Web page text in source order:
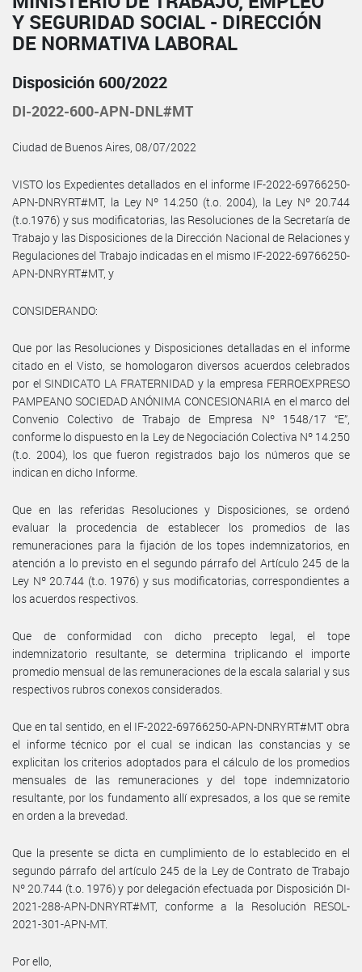
Y SEGURIDAD SOCIAL - DIRECCIÓN
DE NORMATIVA LABORAL
Disposición 600/2022
DI-2022-600-APN-DNL#MT
Ciudad de Buenos Aires, 08/07/2022
VISTO los Expedientes detallados en el informe IF-2022-69766250-
APN-DNRYRT#MT, la Ley Nº 14.250 (t.o. 2004), la Ley Nº 20.744
(t.o.1976) y sus modificatorias, las Resoluciones de la Secretaría de
Trabajo y las Disposiciones de la Dirección Nacional de Relaciones y
Regulaciones del Trabajo indicadas en el mismo IF-2022-69766250-
APN-DNRYRT#MT, y
CONSIDERANDO:
Que por las Resoluciones y Disposiciones detalladas en el informe
citado en el Visto, se homologaron diversos acuerdos celebrados
por el SINDICATO LA FRATERNIDAD y la empresa FERROEXPRESO
PAMPEANO SOCIEDAD ANÓNIMA CONCESIONARIA en el marco del
Convenio Colectivo de Trabajo de Empresa Nº 1548/17 “E”,
conforme lo dispuesto en la Ley de Negociación Colectiva Nº 14.250
(t.o. 2004), los que fueron registrados bajo los números que se
indican en dicho Informe.
Que en las referidas Resoluciones y Disposiciones, se ordenó
evaluar la procedencia de establecer los promedios de las
remuneraciones para la fijación de los topes indemnizatorios, en
atención a lo previsto en el segundo párrafo del Artículo 245 de la
Ley Nº 20.744 (t.o. 1976) y sus modificatorias, correspondientes a
los acuerdos respectivos.
Que de conformidad con dicho precepto legal, el tope
indemnizatorio resultante, se determina triplicando el importe
promedio mensual de las remuneraciones de la escala salarial y sus
respectivos rubros conexos considerados.
Que en tal sentido, en el IF-2022-69766250-APN-DNRYRT#MT obra
el informe técnico por el cual se indican las constancias y se
explicitan los criterios adoptados para el cálculo de los promedios
mensuales de las remuneraciones y del tope indemnizatorio
resultante, por los fundamento allí expresados, a los que se remite
en orden a la brevedad.
Que la presente se dicta en cumplimiento de lo establecido en el
segundo párrafo del artículo 245 de la Ley de Contrato de Trabajo
Nº 20.744 (t.o. 1976) y por delegación efectuada por Disposición DI-
2021-288-APN-DNRYRT#MT, conforme a la Resolución RESOL-
2021-301-APN-MT.
Por ello,